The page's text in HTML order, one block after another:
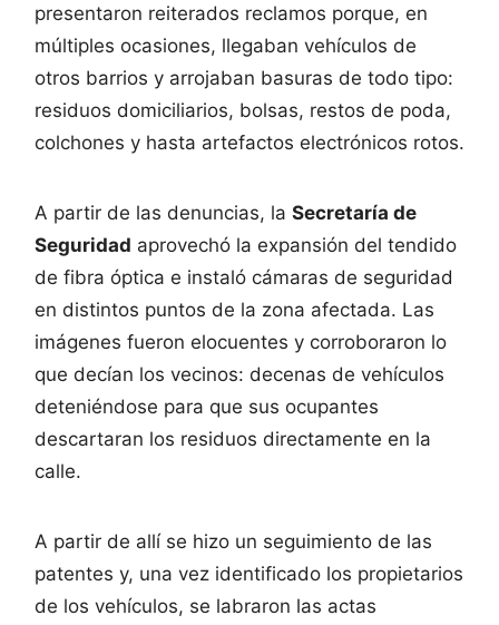
presentaron reiterados reclamos porque, en
múltiples ocasiones, llegaban vehículos de
otros barrios y arrojaban basuras de todo tipo:
residuos domiciliarios, bolsas, restos de poda,
colchones y hasta artefactos electrónicos rotos.
A partir de las denuncias, la Secretaría de
Seguridad aprovechó la expansión del tendido
de fibra óptica e instaló cámaras de seguridad
en distintos puntos de la zona afectada. Las
imágenes fueron elocuentes y corroboraron lo
que decían los vecinos: decenas de vehículos
deteniéndose para que sus ocupantes
descartaran los residuos directamente en la
calle.
A partir de allí se hizo un seguimiento de las
patentes y, una vez identificado los propietarios
de los vehículos, se labraron las actas